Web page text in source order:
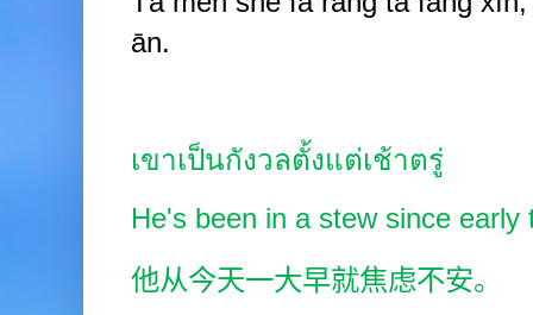
ān.
เขาเป็นกังวลตั้งแต่เช้าตรู่
He's been in a stew since
他从今天一大早就焦虑不安。